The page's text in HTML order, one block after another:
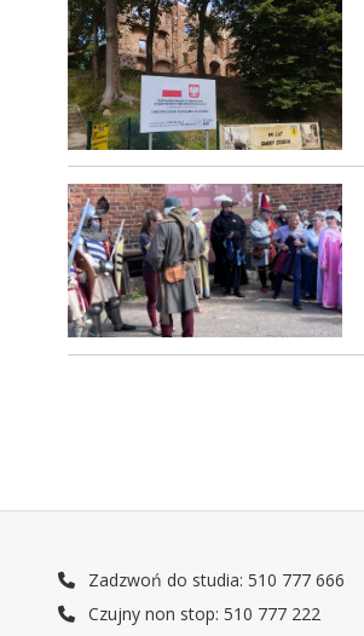
Zadzwoń do studia: 510 777 666
Czujny non stop: 510 777 222